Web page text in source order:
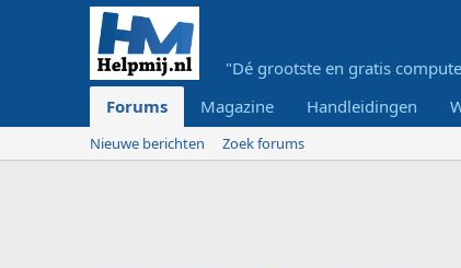
"Dé grootste en gratis
Forums
Magazine Handleidingen
Nieuwe berichten Zoek forums